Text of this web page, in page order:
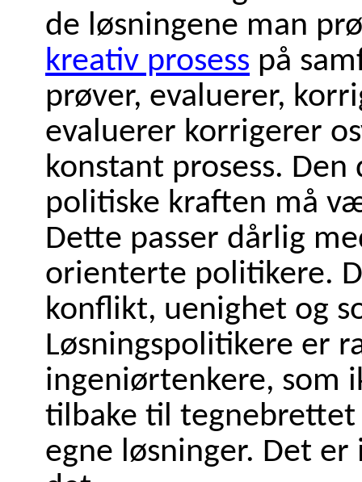
de løsningene man
kreativ prosess på
prøver, evaluerer,
evaluerer korrigerer
konstant prosess.
politiske kraften må
Dette passer dårlig
orienterte politikere.
konflikt, uenighet og
Løsningspolitikere er
ingeniørtenkere, som
tilbake til
egne løsninger. Det